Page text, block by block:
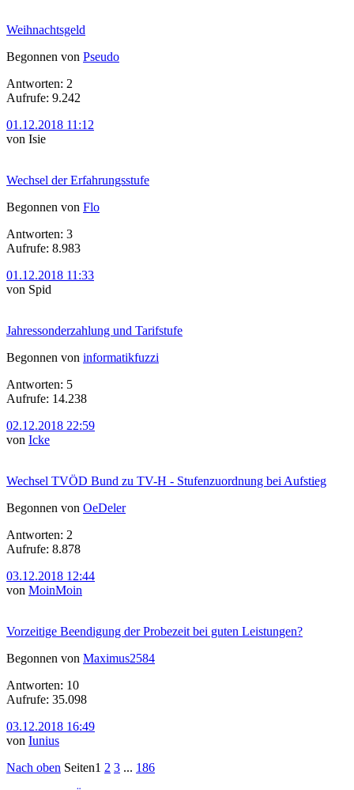
Weihnachtsgeld
Begonnen von Pseudo
Antworten: 2
Aufrufe: 9.242
01.12.2018 11:12
von Isie
Wechsel der Erfahrungsstufe
Begonnen von Flo
Antworten: 3
Aufrufe: 8.983
01.12.2018 11:33
von Spid
Jahressonderzahlung und Tarifstufe
Begonnen von informatikfuzzi
Antworten: 5
Aufrufe: 14.238
02.12.2018 22:59
von Icke
Wechsel TVÖD Bund zu TV-H - Stufenzuordnung bei Aufstieg
Begonnen von OeDeler
Antworten: 2
Aufrufe: 8.878
03.12.2018 12:44
von MoinMoin
Vorzeitige Beendigung der Probezeit bei guten Leistungen?
Begonnen von Maximus2584
Antworten: 10
Aufrufe: 35.098
03.12.2018 16:49
von Iunius
Nach oben Seiten1 2 3 ... 186